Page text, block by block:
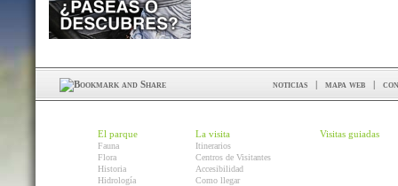
noticias | mapa web |
El parque
Fauna
Flora
Historia
Hidrología
La visita
Itinerarios
Centros de Visitantes
Accesibilidad
Como llegar
Visitas guiadas